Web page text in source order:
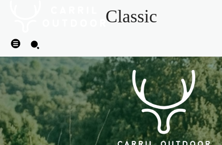
Classic